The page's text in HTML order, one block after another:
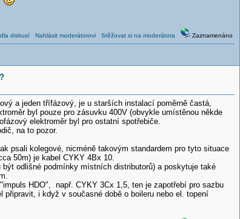
diskusí Nahlásit moderátorovi Stěžovat si na moderátora Zaznamenáno
a jeden třífázový, je u starších instalací poměrně častá,
byl pouze pro zásuvku 400V (obvykle umístěnou někde
elektroměr byl pro ostatní spotřebiče.
na to pozor.
psali kolegové, nicméně takovým standardem pro tyto situace
50m) je kabel CYKY 4Bx 10.
odlišné podmínky místních distributorů) a poskytuje také
HDO", např. CYKY 3Cx 1,5, ten je zapotřebí pro sazbu
připravit, i když v současné době o boileru nebo el. topení